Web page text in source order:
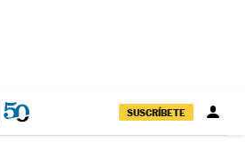
SUSCRÍBETE